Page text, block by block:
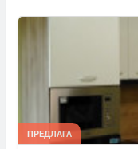
ПРЕДЛАГА